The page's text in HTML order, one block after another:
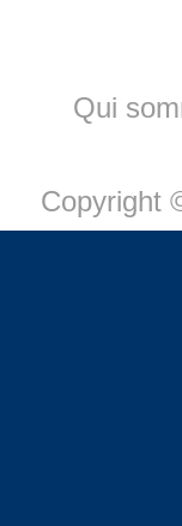
Qui
Copyright